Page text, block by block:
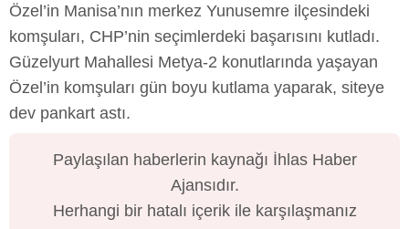
Özel’in Manisa’nın merkez Yunusemre ilçesindeki
komşuları, CHP’nin seçimlerdeki başarısını kutladı.
Güzelyurt Mahallesi Metya-2 konutlarında yaşayan
Özel’in komşuları gün boyu kutlama yaparak, siteye
dev pankart astı.
Paylaşılan haberlerin kaynağı İhlas Haber
Ajansıdır.
Herhangi bir hatalı içerik ile karşılaşmanız